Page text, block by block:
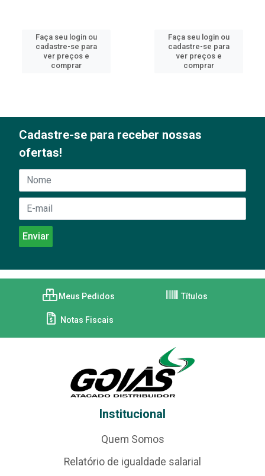
Faça seu login ou
cadastre-se para
ver preços e
comprar
Faça seu login ou
cadastre-se para
ver preços e
comprar
Cadastre-se para receber nossas
ofertas!
Meus Pedidos Títulos
Notas Fiscais
Institucional
Quem Somos
Relatório de igualdade salarial